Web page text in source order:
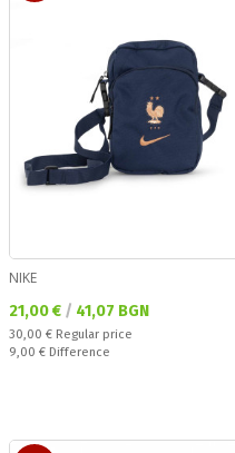
NIKE
Текуща цена:
21,00 € / 41,07 BGN
Regular price:
30,00 € Regular price
Спестявате:
9,00 € Difference